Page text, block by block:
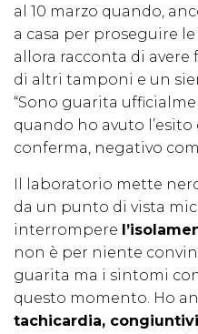
al 10 marzo quando,
a casa per proseguire
allora racconta di
di altri tamponi e un
“Sono guarita
quando ho avuto
conferma, negativo
Il laboratorio mette
da un punto di vista
interrompere
non è per niente
guarita ma i sintomi
questo momento. Ho
tachicardia,